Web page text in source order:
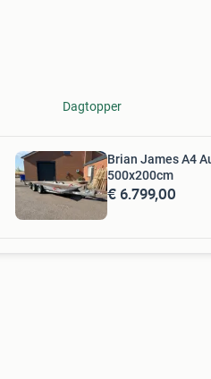
Dagtopper
Brian James A4
500x200cm
€ 6.799,00